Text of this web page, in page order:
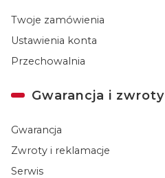
Twoje zamówienia
Ustawienia konta
Przechowalnia
Gwarancja i zwroty
Gwarancja
Zwroty i reklamacje
Serwis